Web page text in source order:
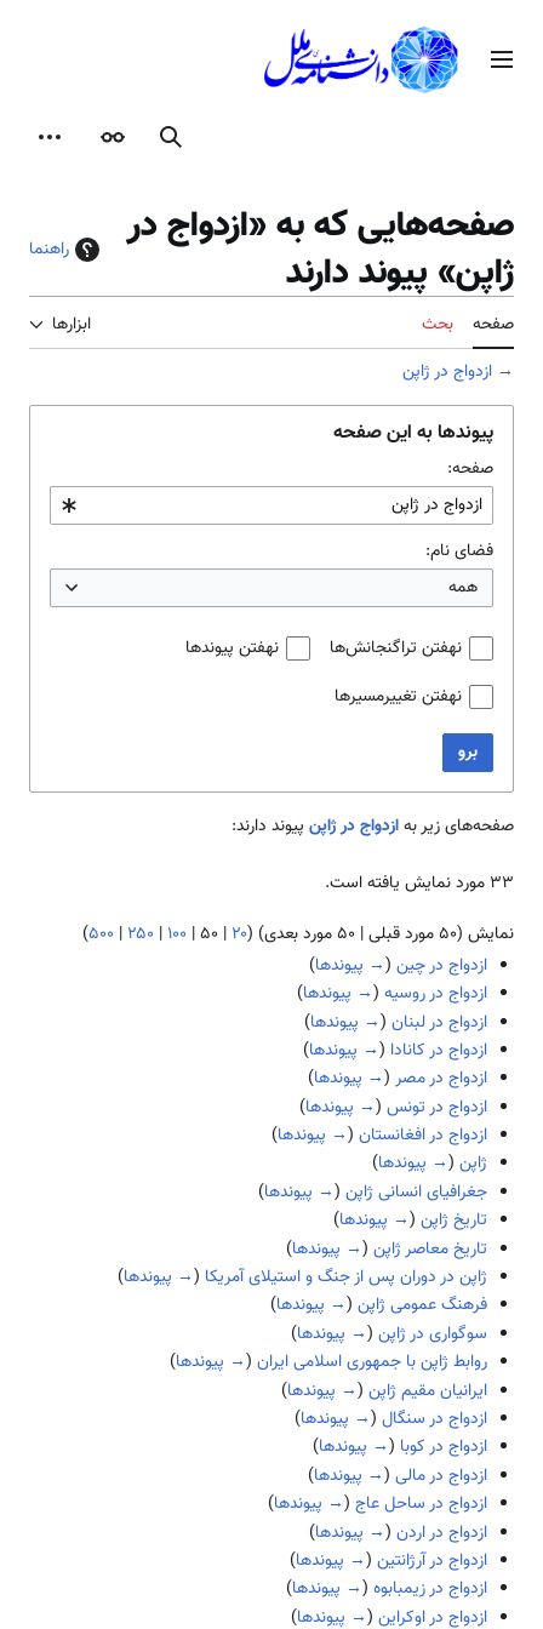
محتوامنوی اصلی
جستجوظاهر
صفحه‌هایی که به «ازدواج در
ژاپن» پیوند دارند
راهنما
صفحه بحث
ابزارها
→ ازدواج در ژاپن
پیوندها به این صفحه
صفحه:
فضای نام:
همه
نهفتن تراگنجانش‌ها
نهفتن پیوندها
نهفتن تغییرمسیرها
برو
صفحه‌های زیر بهازدواج در ژاپن پیوند دارند:
۳۳ مورد نمایش یافته است.
نمایش (۵۰ مورد قبلی | ۵۰ مورد بعدی ) (۲۰ | ۵۰| ۱۰۰ | ۲۵۰ | ۵۰۰)
ازدواج در چین (→ پیوندها)
ازدواج در روسیه (→ پیوندها)
ازدواج در لبنان (→ پیوندها)
ازدواج در کانادا (→ پیوندها)
ازدواج در مصر (→ پیوندها)
ازدواج در تونس (→ پیوندها)
ازدواج در افغانستان (→ پیوندها)
ژاپن (→ پیوندها)
جغرافیای انسانی ژاپن (→ پیوندها)
تاریخ ژاپن (→ پیوندها)
تاریخ معاصر ژاپن (→ پیوندها)
ژاپن در دوران پس از جنگ و استیلای آمریکا (→ پیوندها)
فرهنگ عمومی ژاپن (→ پیوندها)
سوگواری در ژاپن (→ پیوندها)
روابط ژاپن با جمهوری اسلامی ایران (→ پیوندها)
ایرانیان مقیم ژاپن (→ پیوندها)
ازدواج در سنگال (→ پیوندها)
ازدواج در کوبا (→ پیوندها)
ازدواج در مالی (→ پیوندها)
ازدواج در ساحل عاج (→ پیوندها)
ازدواج در اردن (→ پیوندها)
ازدواج در آرژانتین (→ پیوندها)
ازدواج در زیمبابوه (→ پیوندها)
ازدواج در اوکراین (→ پیوندها)